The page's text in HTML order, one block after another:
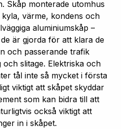
Skåp monterade utomhus
värme, kondens och
aluminiumskåp –
är gjorda för att klara de
och passerande trafik
slitage. Elektriska och
tål inte så mycket i första
viktigt att skåpet skyddar
som kan bidra till att
också viktigt att
in i skåpet.